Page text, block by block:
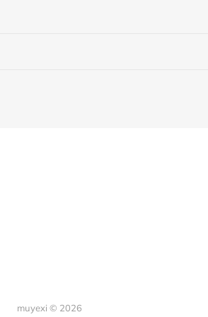
muyexi © 2026